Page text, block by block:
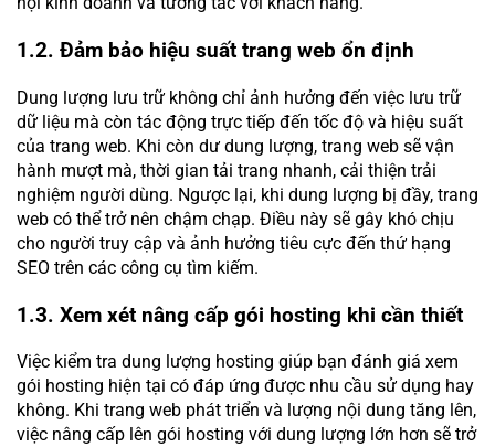
1.2. Đảm bảo hiệu suất trang web ổn định
Dung lượng lưu trữ không chỉ ảnh hưởng đến việc lưu trữ
dữ liệu mà còn tác động trực tiếp đến tốc độ và hiệu suất
của trang web. Khi còn dư dung lượng, trang web sẽ vận
hành mượt mà, thời gian tải trang nhanh, cải thiện trải
nghiệm người dùng. Ngược lại, khi dung lượng bị đầy, trang
web có thể trở nên chậm chạp. Điều này sẽ gây khó chịu
cho người truy cập và ảnh hưởng tiêu cực đến thứ hạng
SEO trên các công cụ tìm kiếm.
1.3. Xem xét nâng cấp gói hosting khi cần thiết
Việc kiểm tra dung lượng hosting giúp bạn đánh giá xem
gói hosting hiện tại có đáp ứng được nhu cầu sử dụng hay
không. Khi trang web phát triển và lượng nội dung tăng lên,
việc nâng cấp lên gói hosting với dung lượng lớn hơn sẽ trở